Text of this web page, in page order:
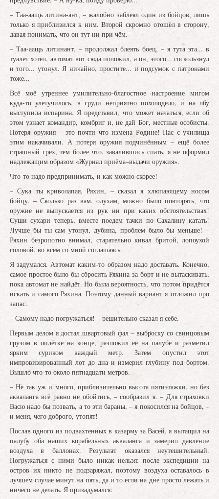
– Таа-аащь литина-ант, – жалобно заблеял один из бойцов, лишь
только я приблизился к ним. Второй скромно отошёл в сторону,
давая понимать, что он тут ни при чём.
– Таа-аащь литинант, – продолжал блеять боец, – я тута эта... в
туалет хотел, автомат вот сюда положил, а он, этого... соскользнул
и того... утонул. Я ничайно, простите... и подсумок с патронами
тоже...
Всё моё утреннее умилительно-благостное настроение мигом
куда-то улетучилось, в груди неприятно похолодело, и на лбу
выступила испарина. Я представил, что может начаться, если об
этом узнает командир, комбриг и, не дай Бог, местные особисты.
Потеря оружия – это почти что измена Родине! Нас с училища
этим накачивали. А потеря оружия подчинённым – ещё более
страшный грех, тем более что, завалившись спать, я не оформил
надлежащим образом «Журнал приёма–выдачи оружия».
Что-то надо предпринимать, и как можно скорее!
– Сука ты криволапая, Ряхин, – сказал я хлюпающему носом
бойцу. – Сколько раз вам, олухам, можно было повторять, что
оружие не выпускается из рук ни при каких обстоятельствах!
Суши сухари теперь, вместе поедем тачки по Сахалину катать!
Лучше бы ты сам утонул, дубина, проблем было бы меньше! –
Ряхин безропотно внимал, старательно кивал бритой, лопоухой
головой, во всём со мной соглашаясь.
Я задумался. Автомат каким-то образом надо доставать. Конечно,
самое простое было бы сбросить Ряхина за борт и не вытаскивать,
пока автомат не найдёт. Но была вероятность, что потом придётся
искать и самого Ряхина. Поэтому данный вариант я отложил про
запас.
– Самому надо погружаться! – решительно сказал я себе.
Первым делом я достал швартовый фал – выброску со свинцовым
грузом в оплётке на конце, разложил её на палубе и разметил
ярким суриком каждый метр. Затем опустил этот
импровизированный лот до дна и измерил глубину под бортом.
Вышло что-то около пятнадцати метров.
– Не так уж и много, приблизительно высота пятиэтажки, но без
акваланга всё равно не обойтись, – сообразил я. – Для страховки
Васю надо бы позвать, а то эти бараны, – я покосился на бойцов, –
и меня, чего доброго, утопят!
Послав одного из подвахтенных в казарму за Васей, я вытащил на
палубу оба наших корабельных акваланга и замерил давление
воздуха в баллонах. Результат оказался неутешительный.
Погружаться с ними было никак нельзя: после экспедиции на
остров их никто не подзаряжал, поэтому воздуха оставалось в
лучшем случае минут на пять, да и то если на дне просто лежать и
ничего не делать. Я призадумался: